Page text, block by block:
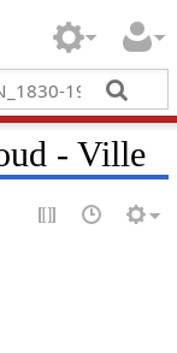
- Ville